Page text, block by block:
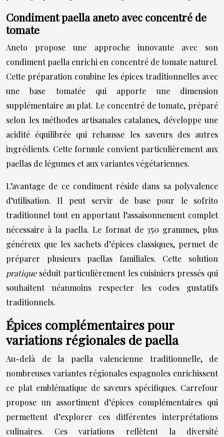
Condiment paella aneto avec concentré de
tomate
Aneto propose une approche innovante avec son
condiment paella enrichi en concentré de tomate naturel.
Cette préparation combine les épices traditionnelles avec
une base tomatée qui apporte une dimension
supplémentaire au plat. Le concentré de tomate, préparé
selon les méthodes artisanales catalanes, développe une
acidité équilibrée qui rehausse les saveurs des autres
ingrédients. Cette formule convient particulièrement aux
paellas de légumes et aux variantes végétariennes.
L’avantage de ce condiment réside dans sa polyvalence
d’utilisation. Il peut servir de base pour le sofrito
traditionnel tout en apportant l’assaisonnement complet
nécessaire à la paella. Le format de 350 grammes, plus
généreux que les sachets d’épices classiques, permet de
préparer plusieurs paellas familiales. Cette solution
pratique séduit particulièrement les cuisiniers pressés qui
souhaitent néanmoins respecter les codes gustatifs
traditionnels.
Épices complémentaires pour
variations régionales de paella
Au-delà de la paella valencienne traditionnelle, de
nombreuses variantes régionales espagnoles enrichissent
ce plat emblématique de saveurs spécifiques. Carrefour
propose un assortiment d’épices complémentaires qui
permettent d’explorer ces différentes interprétations
culinaires. Ces variations reflètent la diversité